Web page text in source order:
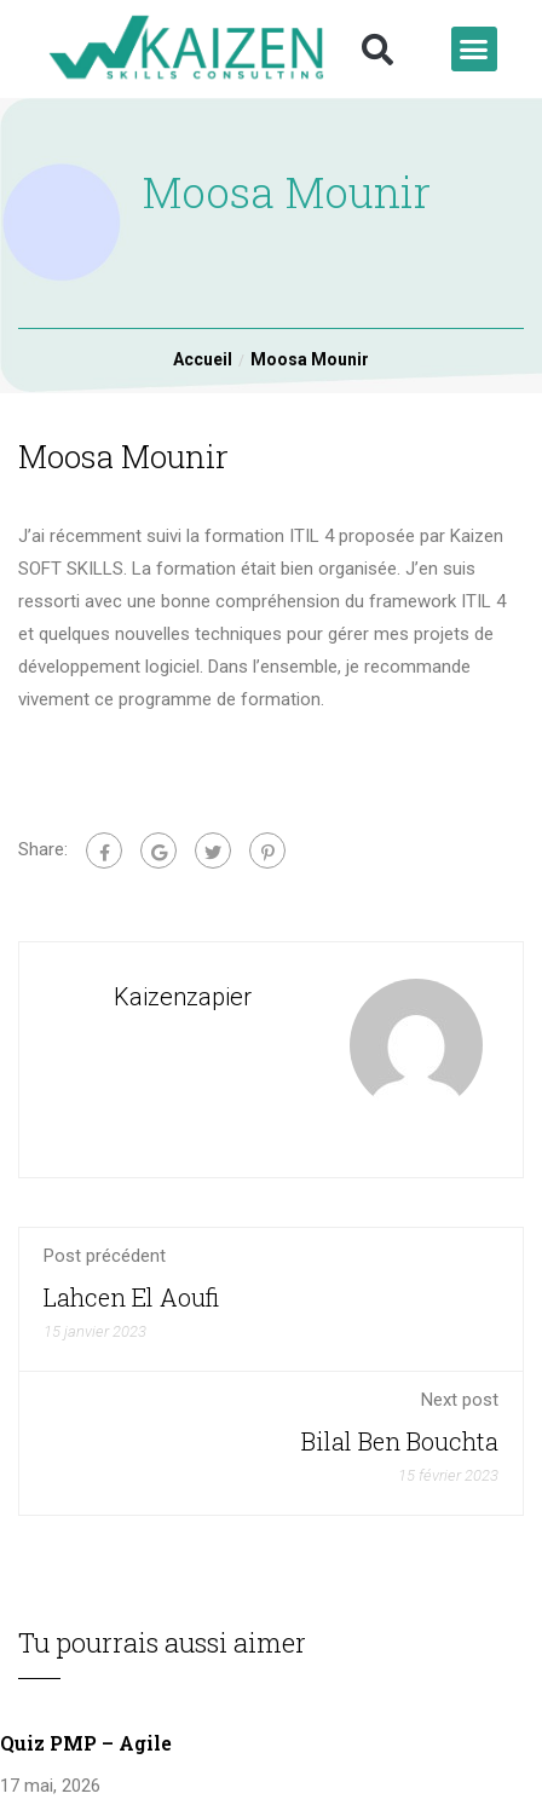
Moosa Mounir
Accueil Moosa Mounir
Moosa Mounir
J’ai récemment suivi la formation ITIL 4 proposée par Kaizen
SOFT SKILLS. La formation était bien organisée. J’en suis
ressorti avec une bonne compréhension du framework ITIL 4
et quelques nouvelles techniques pour gérer mes projets de
développement logiciel. Dans l’ensemble, je recommande
vivement ce programme de formation.
Share:
Kaizenzapier
Post précédent
Lahcen El Aoufi
15 janvier 2023
Next post
Bilal Ben Bouchta
15 février 2023
Tu pourrais aussi aimer
Quiz PMP – Agile
17 mai, 2026